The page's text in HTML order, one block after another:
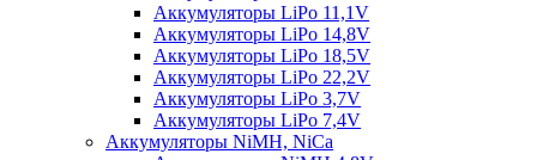
Аккумуляторы LiPo 11,1V
Аккумуляторы LiPo 14,8V
Аккумуляторы LiPo 18,5V
Аккумуляторы LiPo 22,2V
Аккумуляторы LiPo 3,7V
Аккумуляторы LiPo 7,4V
Аккумуляторы NiMH, NiCa